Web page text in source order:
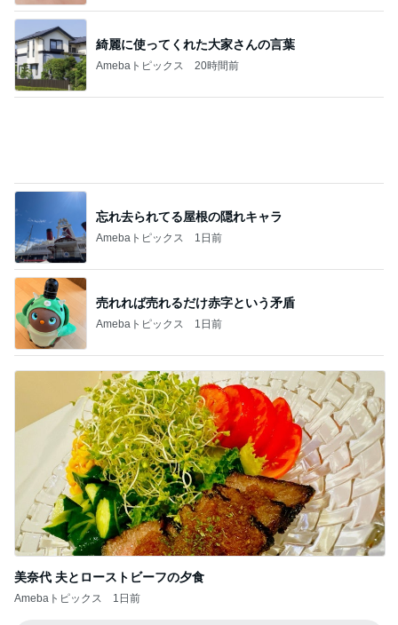
綺麗に使ってくれた大家さんの言葉
Amebaトピックス 20時間前
忘れ去られてる屋根の隠れキャラ
Amebaトピックス 1日前
売れれば売れるだけ赤字という矛盾
Amebaトピックス 1日前
美奈代 夫とローストビーフの夕食
Amebaトピックス 1日前